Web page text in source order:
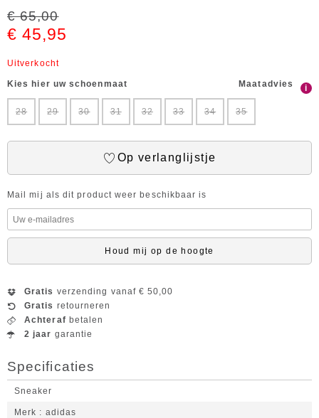
€ 65,00
€ 45,95
Uitverkocht
Kies hier uw schoenmaat Maatadvies i
28 29 30 31 32 33 34 35
Op verlanglijstje
Mail mij als dit product weer beschikbaar is
Houd mij op de hoogte
Gratis verzending vanaf € 50,00
Gratis retourneren
Achteraf betalen
2 jaar garantie
Specificaties
Sneaker
Merk adidas